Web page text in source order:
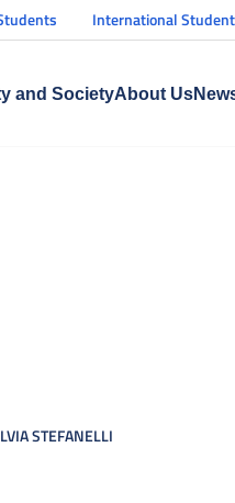
International
and SocietyAbout Us
STEFANELLI